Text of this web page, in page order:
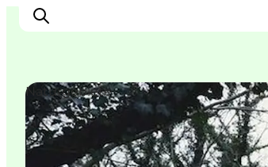
Inspiration
Regionen
Naturgebiete